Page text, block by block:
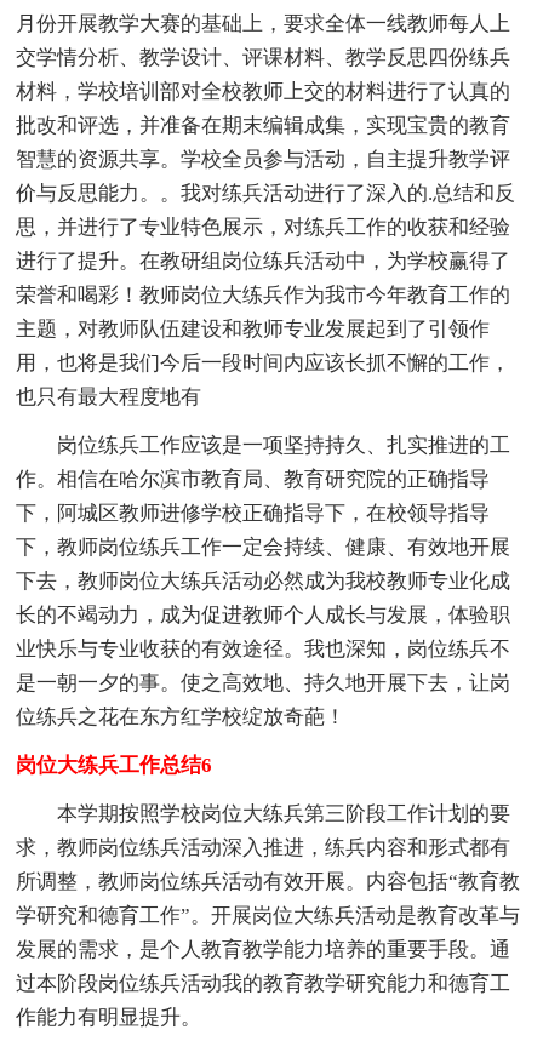
月份开展教学大赛的基础上，要求全体一线教师每人上
交学情分析、教学设计、评课材料、教学反思四份练兵
材料，学校培训部对全校教师上交的材料进行了认真的
批改和评选，并准备在期末编辑成集，实现宝贵的教育
智慧的资源共享。学校全员参与活动，自主提升教学评
价与反思能力。。我对练兵活动进行了深入的.总结和反
思，并进行了专业特色展示，对练兵工作的收获和经验
进行了提升。在教研组岗位练兵活动中，为学校赢得了
荣誉和喝彩！教师岗位大练兵作为我市今年教育工作的
主题，对教师队伍建设和教师专业发展起到了引领作
用，也将是我们今后一段时间内应该长抓不懈的工作，
也只有最大程度地有
岗位练兵工作应该是一项坚持持久、扎实推进的工
作。相信在哈尔滨市教育局、教育研究院的正确指导
下，阿城区教师进修学校正确指导下，在校领导指导
下，教师岗位练兵工作一定会持续、健康、有效地开展
下去，教师岗位大练兵活动必然成为我校教师专业化成
长的不竭动力，成为促进教师个人成长与发展，体验职
业快乐与专业收获的有效途径。我也深知，岗位练兵不
是一朝一夕的事。使之高效地、持久地开展下去，让岗
位练兵之花在东方红学校绽放奇葩！
岗位大练兵工作总结6
本学期按照学校岗位大练兵第三阶段工作计划的要
求，教师岗位练兵活动深入推进，练兵内容和形式都有
所调整，教师岗位练兵活动有效开展。内容包括“教育教
学研究和德育工作”。开展岗位大练兵活动是教育改革与
发展的需求，是个人教育教学能力培养的重要手段。通
过本阶段岗位练兵活动我的教育教学研究能力和德育工
作能力有明显提升。